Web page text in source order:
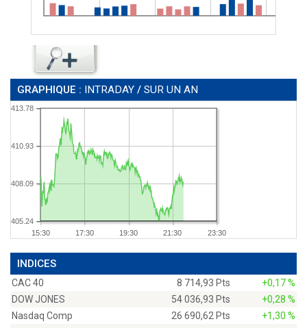
GRAPHIQUE : INTRADAY / SUR UN AN
15:30 17:30 19:30 21:30 23:30
405.24
408.09
410.93
413.78
INDICES
CAC 40 8 714,93 Pts
+0,17 %
DOW JONES
54 036,93 Pts
+0,28 %
Nasdaq Comp
26 690,62 Pts
+1,30 %